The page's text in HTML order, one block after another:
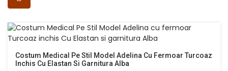
Costum Medical Pe Stil Model Adelina Cu Fermoar Turcoaz
Inchis Cu Elastan Si Garnitura Alba